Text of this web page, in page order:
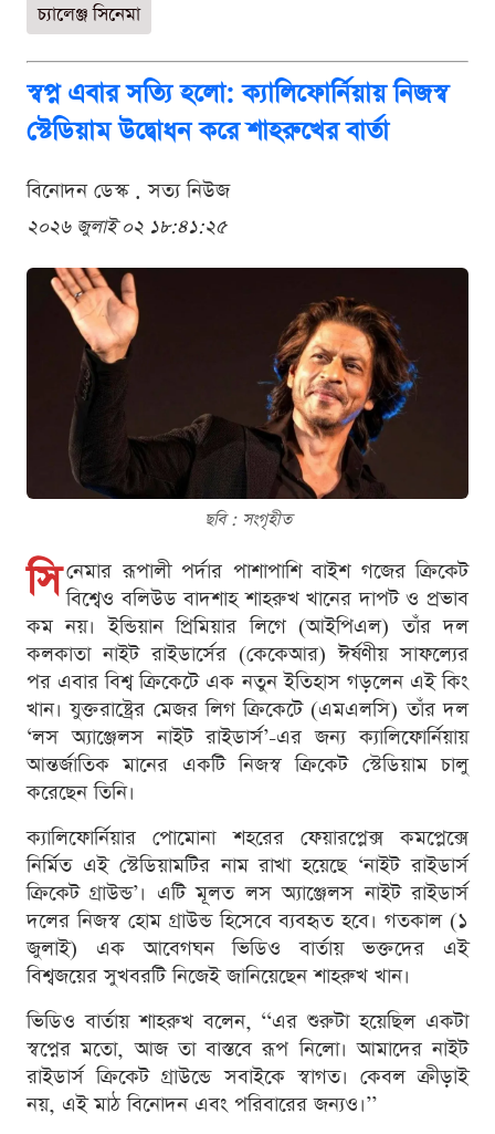
চ্যালেঞ্জ সিনেমা
স্বপ্ন এবার সত্যি হলো: ক্যালিফোর্নিয়ায় নিজস্ব
স্টেডিয়াম উদ্বোধন করে শাহরুখের বার্তা
বিনোদন ডেস্ক . সত্য নিউজ
২০২৬ জুলাই ০২ ১৮:৪১:২৫
ছবি : সংগৃহীত
সি নেমার রূপালী পর্দার পাশাপাশি বাইশ গজের ক্রিকেট
বিশ্বেও বলিউড বাদশাহ শাহরুখ খানের দাপট ও প্রভাব
কম নয়। ইন্ডিয়ান প্রিমিয়ার লিগে (আইপিএল) তাঁর দল
কলকাতা নাইট রাইডার্সের (কেকেআর) ঈর্ষণীয় সাফল্যের
পর এবার বিশ্ব ক্রিকেটে এক নতুন ইতিহাস গড়লেন এই কিং
খান। যুক্তরাষ্ট্রের মেজর লিগ ক্রিকেটে (এমএলসি) তাঁর দল
‘লস অ্যাঞ্জেলস নাইট রাইডার্স’-এর জন্য ক্যালিফোর্নিয়ায়
আন্তর্জাতিক মানের একটি নিজস্ব ক্রিকেট স্টেডিয়াম চালু
করেছেন তিনি।
ক্যালিফোর্নিয়ার পোমোনা শহরের ফেয়ারপ্লেক্স কমপ্লেক্সে
নির্মিত এই স্টেডিয়ামটির নাম রাখা হয়েছে ‘নাইট রাইডার্স
ক্রিকেট গ্রাউন্ড’। এটি মূলত লস অ্যাঞ্জেলস নাইট রাইডার্স
দলের নিজস্ব হোম গ্রাউন্ড হিসেবে ব্যবহৃত হবে। গতকাল (১
জুলাই) এক আবেগঘন ভিডিও বার্তায় ভক্তদের এই
বিশ্বজয়ের সুখবরটি নিজেই জানিয়েছেন শাহরুখ খান।
ভিডিও বার্তায় শাহরুখ বলেন, ‘‘এর শুরুটা হয়েছিল একটা
স্বপ্নের মতো, আজ তা বাস্তবে রূপ নিলো। আমাদের নাইট
রাইডার্স ক্রিকেট গ্রাউন্ডে সবাইকে স্বাগত। কেবল ক্রীড়াই
নয়, এই মাঠ বিনোদন এবং পরিবারের জন্যও।’’